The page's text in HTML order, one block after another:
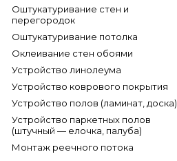
Оштукатуривание стен и
перегородок
Оштукатуривание потолка
Оклеивание стен обоями
Устройство линолеума
Устройство коврового покрытия
Устройство полов (ламинат, доска)
Устройство паркетных полов
(штучный — елочка, палуба)
Монтаж реечного потока